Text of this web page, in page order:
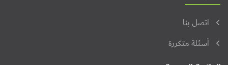
اتصل بنا
أسئلة متكررة